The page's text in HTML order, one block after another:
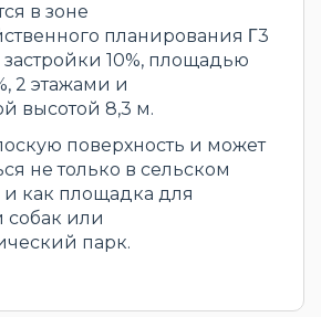
в зоне
планирования Γ3
застройки 10%, площадью
2 этажами и
высотой 8,3 м.
поверхность и может
не только в сельском
и как площадка для
собак или
парк.